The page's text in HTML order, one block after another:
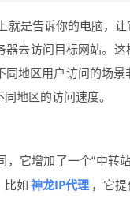
就是告诉你的电脑，
器去访问目标网站。
地区用户访问的场
地区的访问速度。
它增加了一个“中转
比如 神龙IP代理 ，它